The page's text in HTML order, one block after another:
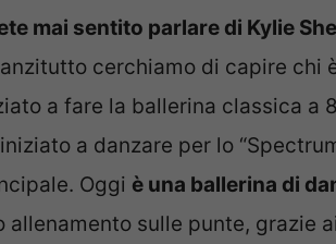
mai sentito parlare di Kylie
cerchiamo di capire chi
a fare la ballerina classica a
a danzare per lo
Oggi è una ballerina di
allenamento sulle punte, grazie